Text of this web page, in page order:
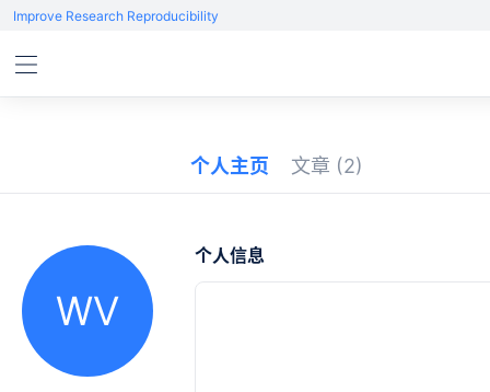
Improve Research Reproducibility
个人主页 文章 (2)
WV
个人信息